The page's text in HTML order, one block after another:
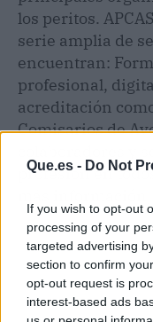
Que.es - Do Not
If you wish to opt-out
processing of your
targeted advertising
section to confirm
opt-out request is
interest-based ads
los peritos.
serie amplia de
encuentran:
profesional,
acreditación
Comisarios de
profesión en